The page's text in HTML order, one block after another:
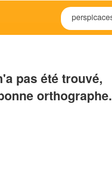
pas été trouvé,
orthographe.